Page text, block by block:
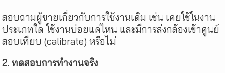
สอบถามผู้ขายเกี่ยวกับการใช้งานเดิม เช่น เคยใช้ในงาน
ประเภทใด ใช้งานบ่อยแค่ไหน และมีการส่งกล้องเข้าศูนย์
สอบเทียบ (calibrate) หรือไม่
2. ทดสอบการทำงานจริง